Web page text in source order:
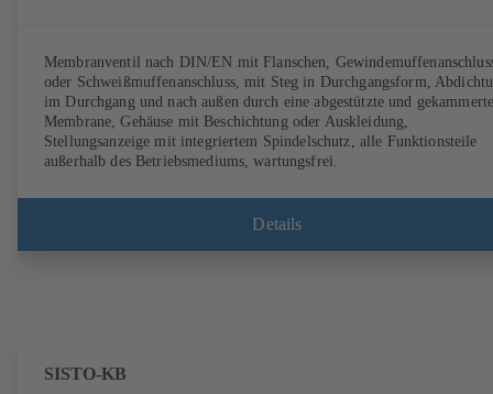
Membranventil nach DIN/EN mit Flanschen,
oder Schweißmuffenanschluss, mit Steg in Durchgangsform,
im Durchgang und nach außen durch eine abgestützte und
Membrane, Gehäuse mit Beschichtung oder Auskleidung,
Stellungsanzeige mit integriertem Spindelschutz, alle Funktionsteile
außerhalb des Betriebsmediums, wartungsfrei.
Details
SISTO-KB